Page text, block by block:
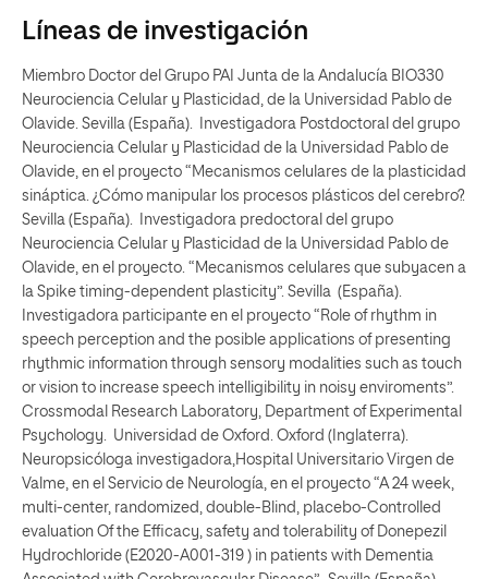
Líneas de investigación
Miembro Doctor del Grupo PAI Junta de la Andalucía BIO330
Neurociencia Celular y Plasticidad, de la Universidad Pablo de
Olavide. Sevilla (España). Investigadora Postdoctoral del grupo
Neurociencia Celular y Plasticidad de la Universidad Pablo de
Olavide, en el proyecto “Mecanismos celulares de la plasticidad
sináptica. ¿Cómo manipular los procesos plásticos del cerebro?.
Sevilla (España). Investigadora predoctoral del grupo
Neurociencia Celular y Plasticidad de la Universidad Pablo de
Olavide, en el proyecto. “Mecanismos celulares que subyacen a
la Spike timing-dependent plasticity”. Sevilla (España).
Investigadora participante en el proyecto “Role of rhythm in
speech perception and the posible applications of presenting
rhythmic information through sensory modalities such as touch
or vision to increase speech intelligibility in noisy enviroments”.
Crossmodal Research Laboratory, Department of Experimental
Psychology. Universidad de Oxford. Oxford (Inglaterra).
Neuropsicóloga investigadora,Hospital Universitario Virgen de
Valme, en el Servicio de Neurología, en el proyecto “A 24 week,
multi-center, randomized, double-Blind, placebo-Controlled
evaluation Of the Efficacy, safety and tolerability of Donepezil
Hydrochloride (E2020-A001-319 ) in patients with Dementia